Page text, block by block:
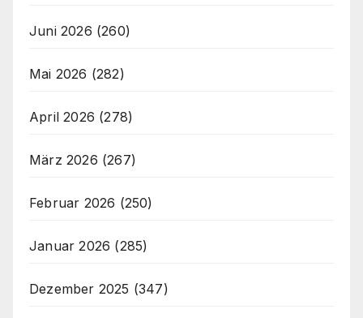
Juni 2026 (260)
Mai 2026 (282)
April 2026 (278)
März 2026 (267)
Februar 2026 (250)
Januar 2026 (285)
Dezember 2025 (347)